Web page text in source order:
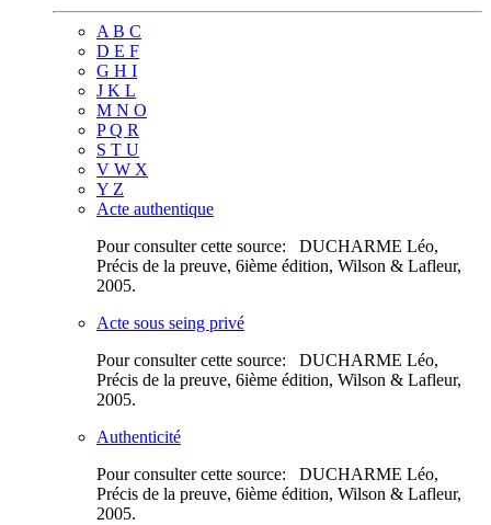
A B C
D E F
G H I
J K L
M N O
P Q R
S T U
V W X
Y Z
Acte authentique
Pour consulter cette source: DUCHARME Léo,
Précis de la preuve, 6ième édition, Wilson & Lafleur,
2005.
Acte sous seing privé
Pour consulter cette source: DUCHARME Léo,
Précis de la preuve, 6ième édition, Wilson & Lafleur,
2005.
Authenticité
Pour consulter cette source: DUCHARME Léo,
Précis de la preuve, 6ième édition, Wilson & Lafleur,
2005.